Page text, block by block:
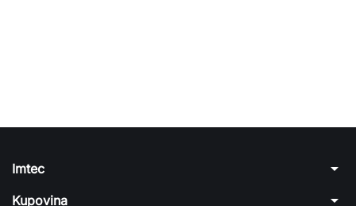
Imtec arrow_drop_down
Kupovina arrow_drop_down